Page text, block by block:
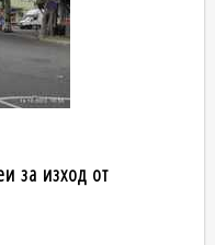
за изход от